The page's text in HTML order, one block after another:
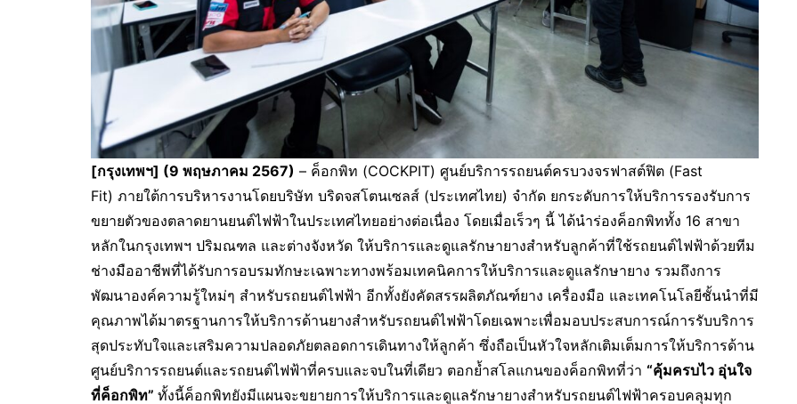
[กรุงเทพฯ] (9 พฤษภาคม 2567) – ค็อกพิท (COCKPIT) ศูนย์บริการรถยนต์ครบวงจรฟาสต์ฟิต (Fast
Fit) ภายใต้การบริหารงานโดยบริษัท บริดจสโตนเซลส์ (ประเทศไทย) จำกัด ยกระดับการให้บริการรองรับการ
ขยายตัวของตลาดยานยนต์ไฟฟ้าในประเทศไทยอย่างต่อเนื่อง โดยเมื่อเร็วๆ นี้ ได้นำร่องค็อกพิททั้ง 16 สาขา
หลักในกรุงเทพฯ ปริมณฑล และต่างจังหวัด ให้บริการและดูแลรักษายางสำหรับลูกค้าที่ใช้รถยนต์ไฟฟ้าด้วยทีม
ช่างมืออาชีพที่ได้รับการอบรมทักษะเฉพาะทางพร้อมเทคนิคการให้บริการและดูแลรักษายาง รวมถึงการ
พัฒนาองค์ความรู้ใหม่ๆ สำหรับรถยนต์ไฟฟ้า อีกทั้งยังคัดสรรผลิตภัณฑ์ยาง เครื่องมือ และเทคโนโลยีชั้นนำที่มี
คุณภาพได้มาตรฐานการให้บริการด้านยางสำหรับรถยนต์ไฟฟ้าโดยเฉพาะเพื่อมอบประสบการณ์การรับบริการ
สุดประทับใจและเสริมความปลอดภัยตลอดการเดินทางให้ลูกค้า ซึ่งถือเป็นหัวใจหลักเติมเต็มการให้บริการด้าน
ศูนย์บริการรถยนต์และรถยนต์ไฟฟ้าที่ครบและจบในที่เดียว ตอกย้ำสโลแกนของค็อกพิทที่ว่า “คุ้มครบไว อุ่นใจ
ที่ค็อกพิท” ทั้งนี้ค็อกพิทยังมีแผนจะขยายการให้บริการและดูแลรักษายางสำหรับรถยนต์ไฟฟ้าครอบคลุมทุก